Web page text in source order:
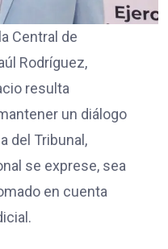
Central de
Rodríguez,
resulta
un diálogo
del Tribunal,
se exprese, sea
en cuenta